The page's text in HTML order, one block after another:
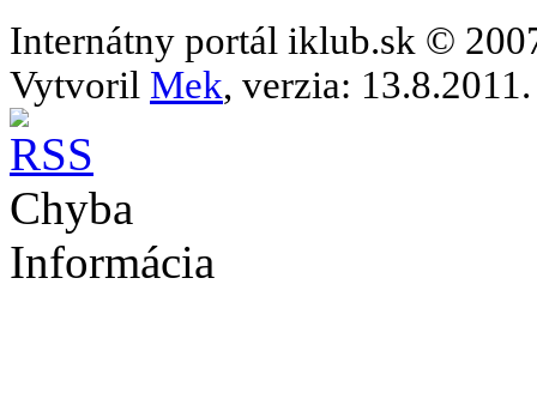
Internátny portál iklub.sk ©
Vytvoril Mek, verzia: 13.8.2011.
Chyba
Informácia